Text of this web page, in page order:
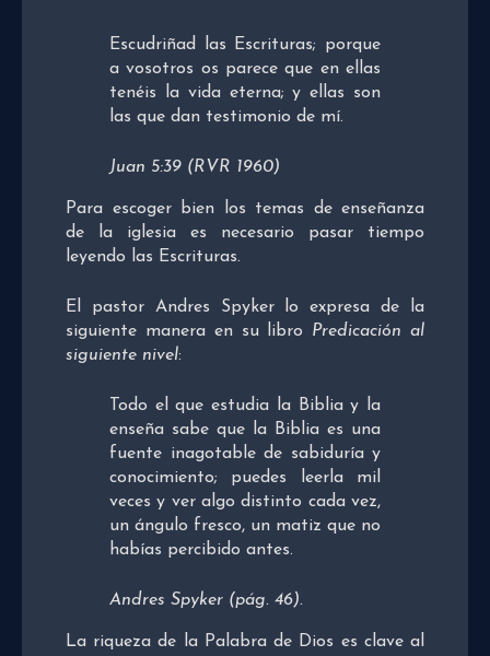
Escudriñad las Escrituras; porque
a vosotros os parece que en ellas
tenéis la vida eterna; y ellas son
las que dan testimonio de mí.
Juan 5:39 (RVR 1960)
Para escoger bien los temas de enseñanza
de la iglesia es necesario pasar tiempo
leyendo las Escrituras.
El pastor Andres Spyker lo expresa de la
siguiente manera en su libro Predicación al
siguiente nivel:
Todo el que estudia la Biblia y la
enseña sabe que la Biblia es una
fuente inagotable de sabiduría y
conocimiento; puedes leerla mil
veces y ver algo distinto cada vez,
un ángulo fresco, un matiz que no
habías percibido antes.
Andres Spyker (pág. 46).
La riqueza de la Palabra de Dios es clave al